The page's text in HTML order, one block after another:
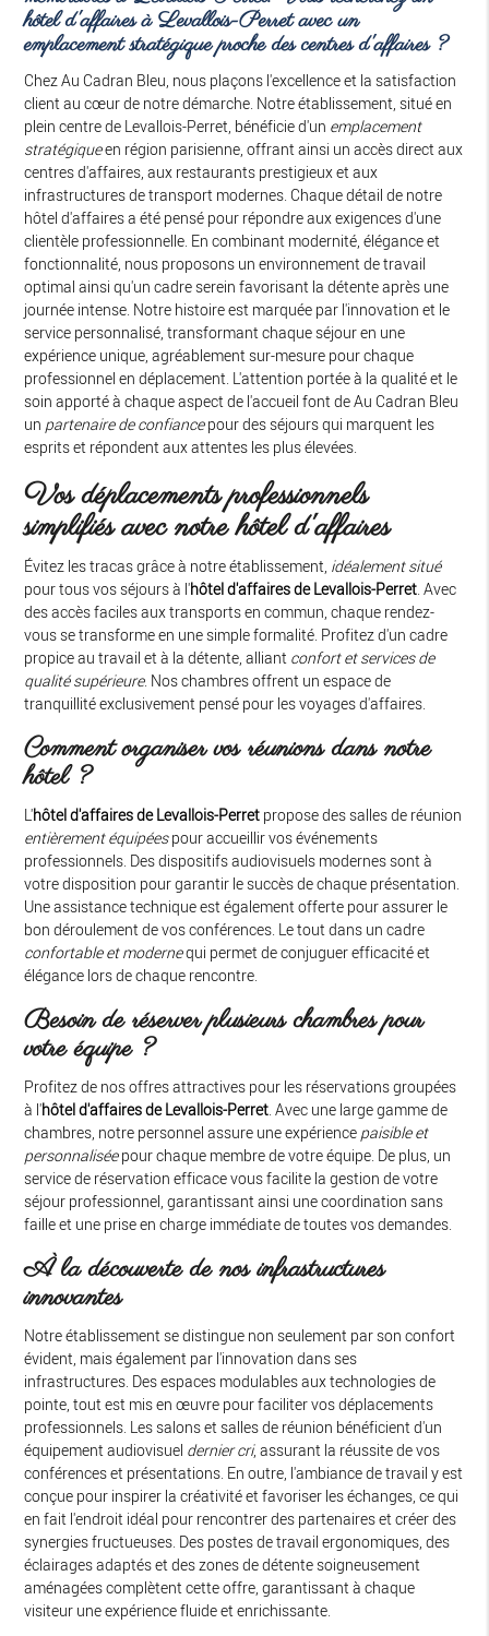
hôtel d'affaires à Levallois-Perretavec un
emplacement stratégique proche des centres d'affaires ?
Chez Au Cadran Bleu, nous plaçons l'excellence et la satisfaction
client au cœur de notre démarche. Notre établissement, situé en
plein centre de Levallois-Perret, bénéficie d'un emplacement
stratégiqueen région parisienne, offrant ainsi un accès direct aux
centres d'affaires, aux restaurants prestigieux et aux
infrastructures de transport modernes. Chaque détail de notre
hôtel d'affaires a été pensé pour répondre aux exigences d'une
clientèle professionnelle. En combinant modernité, élégance et
fonctionnalité, nous proposons un environnement de travail
optimal ainsi qu'un cadre serein favorisant la détente après une
journée intense. Notre histoire est marquée par l'innovation et le
service personnalisé, transformant chaque séjour en une
expérience unique, agréablement sur-mesure pour chaque
professionnel en déplacement. L'attention portée à la qualité et le
soin apporté à chaque aspect de l'accueil font de Au Cadran Bleu
un partenaire de confiancepour des séjours qui marquent les
esprits et répondent aux attentes les plus élevées.
Vos déplacements professionnels
simplifiés avec notre hôtel d'affaires
Évitez les tracas grâce à notre établissement, idéalement situé
pour tous vos séjours à l'hôtel d'affaires de Levallois-Perret . Avec
des accès faciles aux transports en commun, chaque rendez-
vous se transforme en une simple formalité. Profitez d'un cadre
propice au travail et à la détente, alliant confort et services de
qualité supérieure. Nos chambres offrent un espace de
tranquillité exclusivement pensé pour les voyages d'affaires.
Comment organiser vos réunions dans notre
hôtel ?
L'hôtel d'affaires de Levallois-Perret propose des salles de réunion
entièrement équipéespour accueillir vos événements
professionnels. Des dispositifs audiovisuels modernes sont à
votre disposition pour garantir le succès de chaque présentation.
Une assistance technique est également offerte pour assurer le
bon déroulement de vos conférences. Le tout dans un cadre
confortable et modernequi permet de conjuguer efficacité et
élégance lors de chaque rencontre.
Besoin de réserver plusieurs chambres pour
votre équipe ?
Profitez de nos offres attractives pour les réservations groupées
à l'hôtel d'affaires de Levallois-Perret . Avec une large gamme de
chambres, notre personnel assure une expérience paisible et
personnaliséepour chaque membre de votre équipe. De plus, un
service de réservation efficace vous facilite la gestion de votre
séjour professionnel, garantissant ainsi une coordination sans
faille et une prise en charge immédiate de toutes vos demandes.
À la découverte de nos infrastructures
innovantes
Notre établissement se distingue non seulement par son confort
évident, mais également par l'innovation dans ses
infrastructures. Des espaces modulables aux technologies de
pointe, tout est mis en œuvre pour faciliter vos déplacements
professionnels. Les salons et salles de réunion bénéficient d'un
équipement audiovisuel dernier cri, assurant la réussite de vos
conférences et présentations. En outre, l'ambiance de travail y est
conçue pour inspirer la créativité et favoriser les échanges, ce qui
en fait l'endroit idéal pour rencontrer des partenaires et créer des
synergies fructueuses. Des postes de travail ergonomiques, des
éclairages adaptés et des zones de détente soigneusement
aménagées complètent cette offre, garantissant à chaque
visiteur une expérience fluide et enrichissante.